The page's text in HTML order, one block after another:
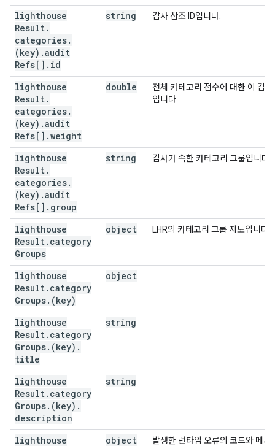
lighthouse
Result.
categories.
(key) .audit
Refs[] . id
string 감사 참조 ID입니다.
lighthouse
Result.
categories.
(key) .audit
Refs[] .weight
double
전체 카테고리 점수에 대한 이 감
입니다.
lighthouse
Result.
categories.
(key) .audit
Refs[] . group
string 감사가 속한 카테고리 그룹입니다
lighthouse
Result. category
Groups
object LHR의 카테고리 그룹 지도입니다.
lighthouse
Result. category
Groups. (key)
object
lighthouse
Result. category
Groups. (key) .
title
string
lighthouse
Result. category
Groups. (key) .
description
string
lighthouse
object
발생한 런타임 오류의 코드와 메시